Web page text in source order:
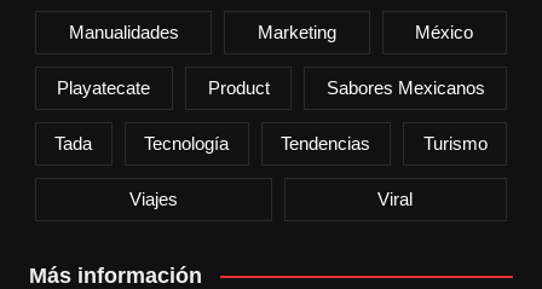
Manualidades Marketing México
Playatecate Product Sabores Mexicanos
Tada Tecnología Tendencias Turismo
Viajes Viral
Más información